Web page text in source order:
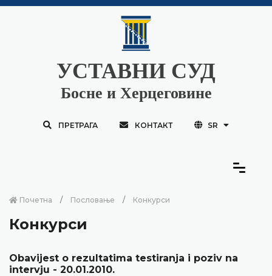
УСТАВНИ СУД
Босне и Херцеговине
ПРЕТРАГА КОНТАКТ SR
Почетна Пословање Конкурси
Конкурси
Obavijest o rezultatima testiranja i poziv na
intervju - 20.01.2010.